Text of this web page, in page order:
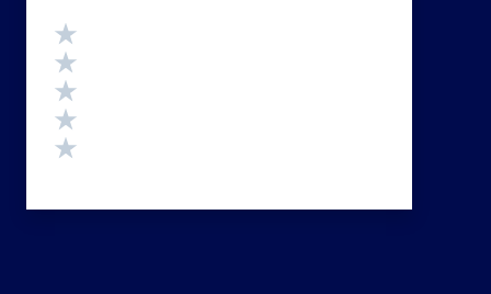
Valutazione